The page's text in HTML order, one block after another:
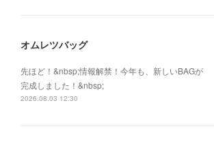
オムレツバッグ
先ほど！&nbsp;情報解禁！今年も、新しいBAGが
完成しました！&nbsp;
2026.08.03 12:30